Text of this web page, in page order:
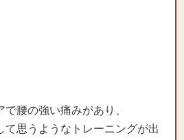
腰の強い痛みがあり、
て思うようなトレーニングが出